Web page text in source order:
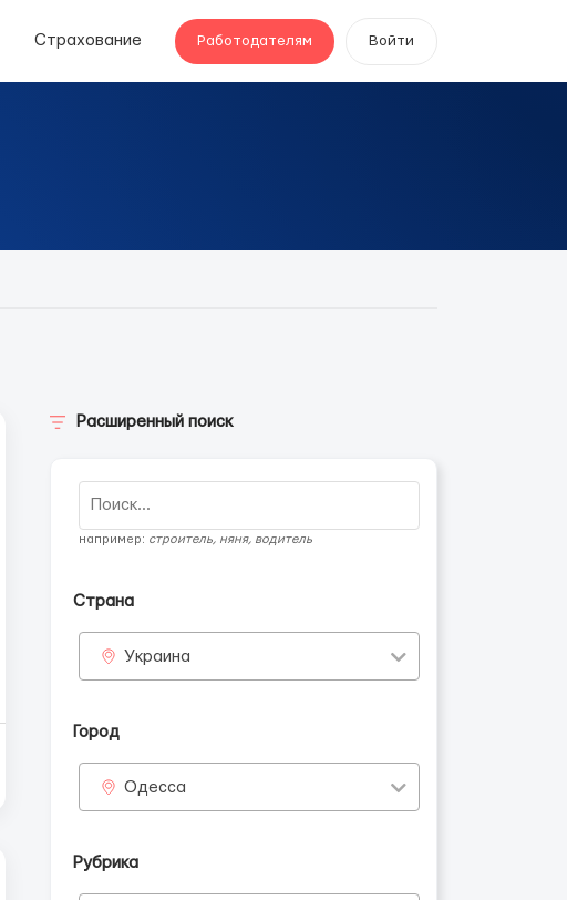
Страхование Работодателям Войти
Расширенный поиск
например: строитель, няня, водитель
Страна
Украина
Город
Одесса
Рубрика